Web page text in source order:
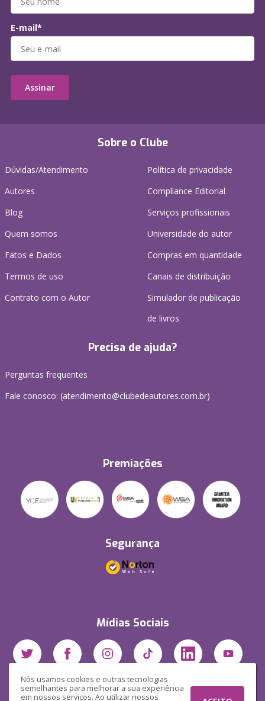
Nós usamos cookies e outras tecnologias
semelhantes para melhorar a sua experiência
em nossos serviços. Ao utilizar nossos
Sobre o Clube
Dúvidas/Atendimento
Autores
Blog
Quem somos
Fatos e Dados
Termos de uso
Contrato com o Autor
Política de privacidade
Compliance Editorial
Serviços profissionais
Universidade do autor
Compras em quantidade
Canais de distribuição
Simulador de publicação
de livros
Precisa de ajuda?
Perguntas frequentes
Fale conosco: (atendimento@clubedeautores.com.br)
Premiações
Segurança
Mídias Sociais
E-mail*
Assinar